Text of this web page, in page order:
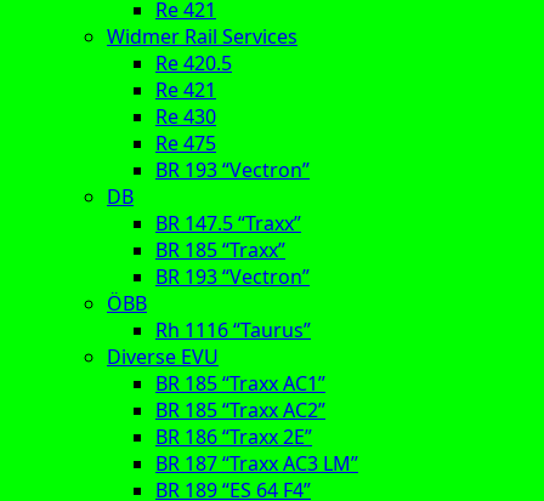
Re 421
Widmer Rail Services
Re 420.5
Re 421
Re 430
Re 475
BR 193 “Vectron”
DB
BR 147.5 “Traxx”
BR 185 “Traxx”
BR 193 “Vectron”
ÖBB
Rh 1116 “Taurus”
Diverse EVU
BR 185 “Traxx AC1”
BR 185 “Traxx AC2”
BR 186 “Traxx 2E”
BR 187 “Traxx AC3 LM”
BR 189 “ES 64 F4”